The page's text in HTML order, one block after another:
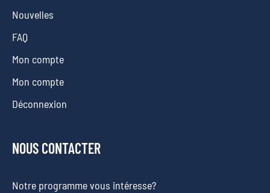
Nouvelles
FAQ
Mon compte
Mon compte
Déconnexion
NOUS CONTACTER
Notre programme vous intéresse?